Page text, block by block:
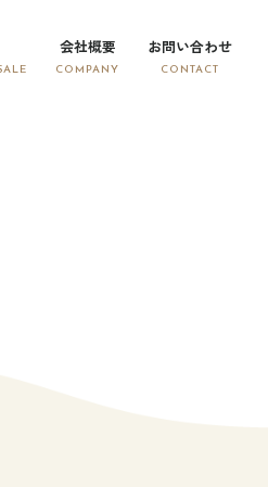
会社概要 お問い合わせ